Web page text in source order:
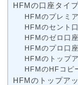
HFMの口座タイ
HFMのプレミ
HFMのセント
HFMのゼロ口
HFMのプロ口
HFMのトップ
HFMのHFコピ
HFMのトップア